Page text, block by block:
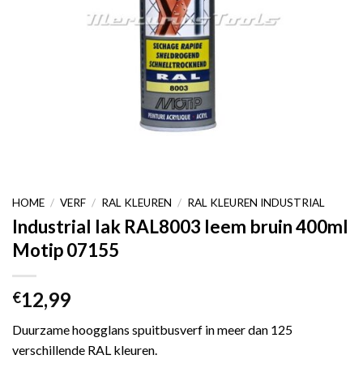
HOME / VERF / RAL KLEUREN / RAL KLEUREN INDUSTRIAL
Industrial lak RAL8003 leem bruin 400ml
Motip 07155
€12,99
Duurzame hoogglans spuitbusverf in meer dan 125
verschillende RAL kleuren.